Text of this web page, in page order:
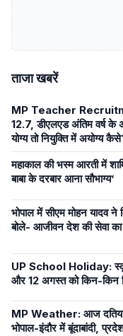
ताजा खबरें
MP Teacher
12.7, डीएलएड अंतिम वर्ष के
योग्य तो नियुक्ति में अयोग्य
महाकाल की भस्म आरती में
बाबा के दरबार आना सौभाग्य’
भोपाल में सीएम मोहन यादव ने
बोले- आजीवन देश की सेवा
UP School Holiday:
और 12 अगस्त को किन-किन
MP Weather: आज दतिया,
भोपाल-इंदौर में बूंदाबांदी,